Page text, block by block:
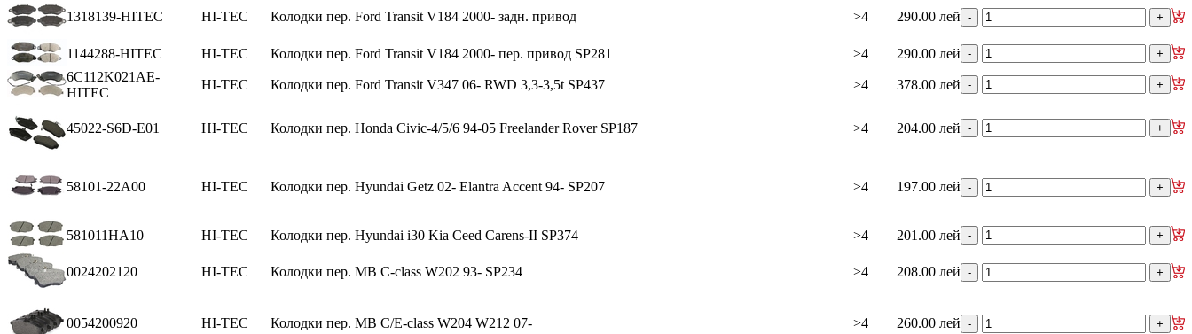
1318139-HITEC HI-TEC Колодки пер. Ford Transit V184 2000- задн. привод >4 290.00 лей
1144288-HITEC HI-TEC Колодки пер. Ford Transit V184 2000- пер. привод SP281 >4
290.00 лей
6C112K021AE-
HITEC
HI-TEC Колодки пер. Ford Transit V347 06- RWD 3,3-3,5t SP437 >4 378.00 лей
45022-S6D-E01 HI-TEC Колодки пер. Honda Civic-4/5/6 94-05 Freelander Rover SP187 >4 204.00 лей
58101-22A00 HI-TEC Колодки пер. Hyundai Getz 02- Elantra Accent 94- SP207 >4 197.00 лей
581011HA10 HI-TEC Колодки пер. Hyundai i30 Kia Ceed Carens-II SP374 >4 201.00 лей
0024202120 HI-TEC Колодки пер. MB C-class W202 93- SP234 >4 208.00 лей
0054200920 HI-TEC Колодки пер. MB C/E-class W204 W212 07- >4 260.00 лей